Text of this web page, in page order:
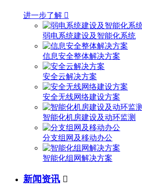
进一步了解 
弱电系统建设及智能化系统
信息安全整体解决方案
安全云解决方案
安全无线网络建设方案
智能化机房建设及动环监测
分支组网及移动办公
智能化组网解决方案
新闻资讯 